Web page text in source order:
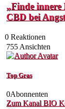
„Finde
CBD bei
0 Reaktionen
755 Ansichten
Top Gras
0Abonnenten
Zum Kanal BIO